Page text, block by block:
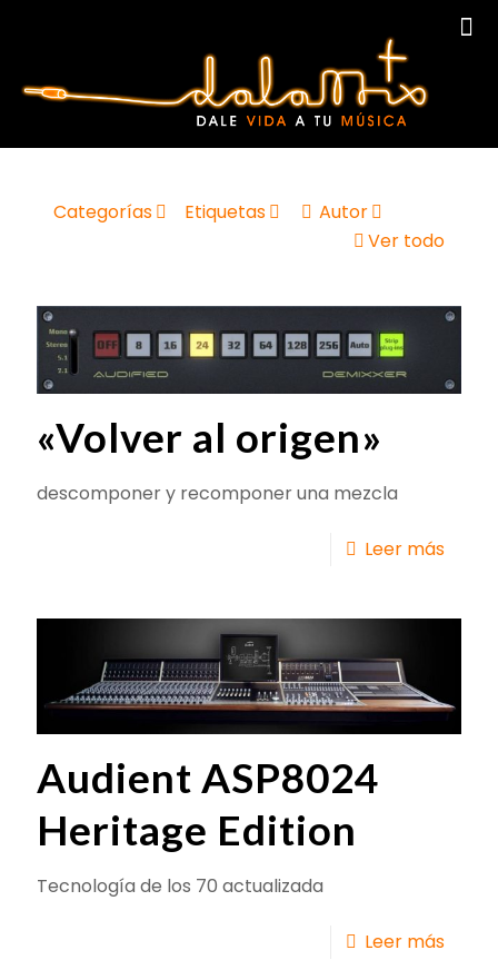
Categorías Etiquetas
Autor
Ver todo
«Volver al origen»
descomponer y recomponer una mezcla
Leer más
Audient ASP8024
Heritage Edition
Tecnología de los 70 actualizada
Leer más